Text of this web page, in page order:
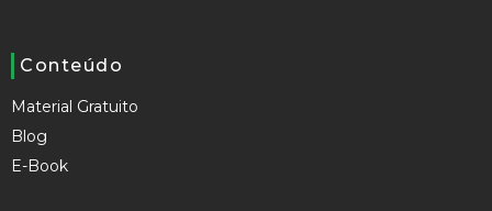
Conteúdo
Material Gratuito
Blog
E-Book